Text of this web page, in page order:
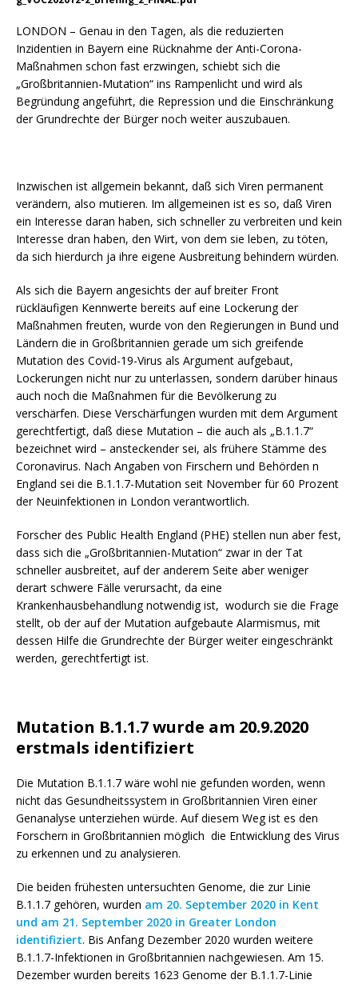
LONDON – Genau in den Tagen, als die reduzierten
Inzidentien in Bayern eine Rücknahme der Anti-Corona-
Maßnahmen schon fast erzwingen, schiebt sich die
„Großbritannien-Mutation“ ins Rampenlicht und wird als
Begründung angeführt, die Repression und die Einschränkung
der Grundrechte der Bürger noch weiter auszubauen.
Inzwischen ist allgemein bekannt, daß sich Viren permanent
verändern, also mutieren. Im allgemeinen ist es so, daß Viren
ein Interesse daran haben, sich schneller zu verbreiten und kein
Interesse dran haben, den Wirt, von dem sie leben, zu töten,
da sich hierdurch ja ihre eigene Ausbreitung behindern würden.
Als sich die Bayern angesichts der auf breiter Front
rückläufigen Kennwerte bereits auf eine Lockerung der
Maßnahmen freuten, wurde von den Regierungen in Bund und
Ländern die in Großbritannien gerade um sich greifende
Mutation des Covid-19-Virus als Argument aufgebaut,
Lockerungen nicht nur zu unterlassen, sondern darüber hinaus
auch noch die Maßnahmen für die Bevölkerung zu
verschärfen. Diese Verschärfungen wurden mit dem Argument
gerechtfertigt, daß diese Mutation – die auch als „B.1.1.7“
bezeichnet wird – ansteckender sei, als frühere Stämme des
Coronavirus. Nach Angaben von Firschern und Behörden n
England sei die B.1.1.7-Mutation seit November für 60 Prozent
der Neuinfektionen in London verantwortlich.
Forscher des Public Health England (PHE) stellen nun aber fest,
dass sich die „Großbritannien-Mutation“ zwar in der Tat
schneller ausbreitet, auf der anderem Seite aber weniger
derart schwere Fälle verursacht, da eine
Krankenhausbehandlung notwendig ist, wodurch sie die Frage
stellt, ob der auf der Mutation aufgebaute Alarmismus, mit
dessen Hilfe die Grundrechte der Bürger weiter eingeschränkt
werden, gerechtfertigt ist.
Mutation B.1.1.7 wurde am 20.9.2020
erstmals identifiziert
Die Mutation B.1.1.7 wäre wohl nie gefunden worden, wenn
nicht das Gesundheitssystem in Großbritannien Viren einer
Genanalyse unterziehen würde. Auf diesem Weg ist es den
Forschern in Großbritannien möglich die Entwicklung des Virus
zu erkennen und zu analysieren.
Die beiden frühesten untersuchten Genome, die zur Linie
B.1.1.7 gehören, wurden am 20. September 2020 in Kent
und am 21. September 2020 in Greater London
identifiziert. Bis Anfang Dezember 2020 wurden weitere
B.1.1.7-Infektionen in Großbritannien nachgewiesen. Am 15.
Dezember wurden bereits 1623 Genome der B.1.1.7-Linie